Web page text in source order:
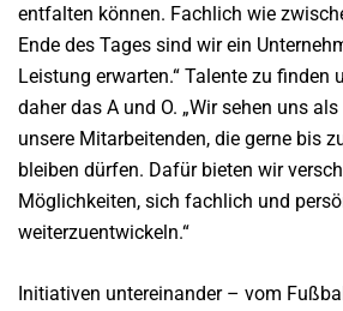
entfalten können. Fachlich wie
Ende des Tages sind wir ein
Leistung erwarten.“ Talente zu finden
daher das A und O. „Wir sehen uns
unsere Mitarbeitenden, die gerne bis
bleiben dürfen. Dafür bieten wir
Möglichkeiten, sich fachlich und
weiterzuentwickeln.“
Initiativen untereinander – vom